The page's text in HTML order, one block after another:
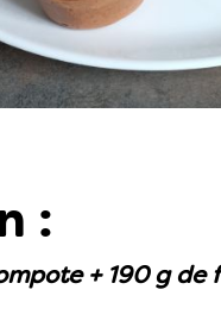
:
+ 190 g de